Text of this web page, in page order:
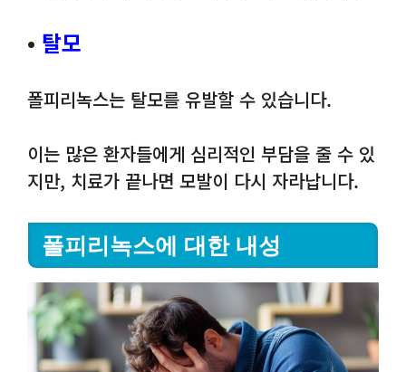
• 탈모
폴피리녹스는 탈모를 유발할 수 있습니다.
이는 많은 환자들에게 심리적인 부담을 줄 수 있
지만, 치료가 끝나면 모발이 다시 자라납니다.
폴피리녹스에 대한 내성